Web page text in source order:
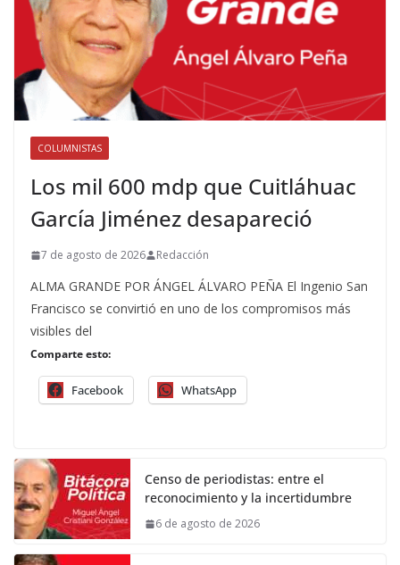
COLUMNISTAS
Los mil 600 mdp que Cuitláhuac
García Jiménez desapareció
7 de agosto de 2026 Redacción
ALMA GRANDE POR ÁNGEL ÁLVARO PEÑA El Ingenio San
Francisco se convirtió en uno de los compromisos más
visibles del
Comparte esto:
Facebook WhatsApp
Censo de periodistas: entre el
reconocimiento y la incertidumbre
6 de agosto de 2026